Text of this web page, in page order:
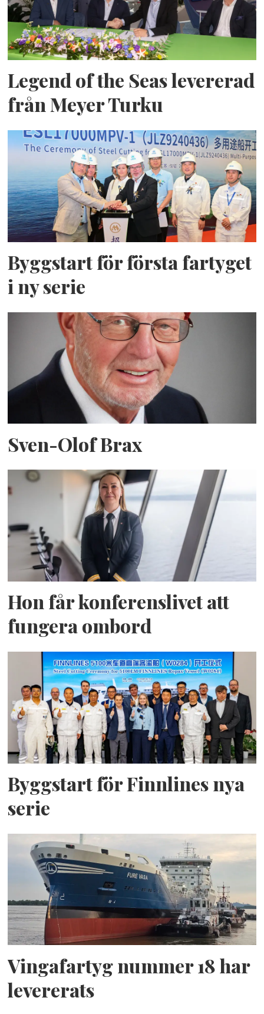
Legend of the Seas levererad
från Meyer Turku
Byggstart för första fartyget
i ny serie
Sven-Olof Brax
Hon får konferenslivet att
fungera ombord
Byggstart för Finnlines nya
serie
Vingafartyg nummer 18 har
levererats